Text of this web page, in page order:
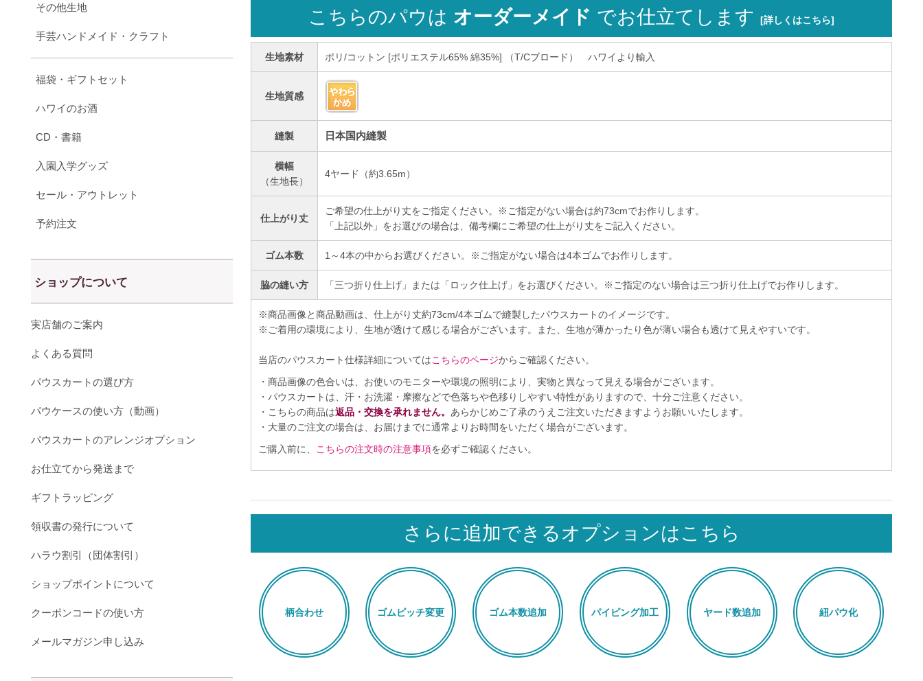
こちらのパウは オーダーメイド でお仕立てします [詳しくはこちら]
生地素材 ポリ/コットン [ポリエステル65% 綿35%] （T/Cブロード） ハワイより輸入
生地質感
縫製 日本国内縫製
横幅
（生地長）
4ヤード（約3.65m）
仕上がり丈
ご希望の仕上がり丈をご指定ください。※ご指定がない場合は約73cmでお作りします。
「上記以外」をお選びの場合は、備考欄にご希望の仕上がり丈をご記入ください。
ゴム本数 1～4本の中からお選びください。※ご指定がない場合は4本ゴムでお作りします。
脇の縫い方 「三つ折り仕上げ」または「ロック仕上げ」をお選びください。※ご指定のない場合は三つ折り仕上げでお作りします。
※商品画像と商品動画は、仕上がり丈約73cm/4本ゴムで縫製したパウスカートのイメージです。
※ご着用の環境により、生地が透けて感じる場合がございます。また、生地が薄かったり色が薄い場合も透けて見えやすいです。
当店のパウスカート仕様詳細についてはこちらのページからご確認ください。
・商品画像の色合いは、お使いのモニターや環境の照明により、実物と異なって見える場合がございます。
・パウスカートは、汗・お洗濯・摩擦などで色落ちや色移りしやすい特性がありますので、十分ご注意ください。
・こちらの商品は返品・交換を承れません。 あらかじめご了承のうえご注文いただきますようお願いいたします。
・大量のご注文の場合は、お届けまでに通常よりお時間をいただく場合がございます。
ご購入前に、
こちらの注文時の注意事項を必ずご確認ください。
さらに追加できるオプションはこちら
柄合わせ ゴムピッチ変更 ゴム本数追加 パイピング加工 ヤード数追加 紐パウ化
その他生地
手芸ハンドメイド・クラフト
福袋・ギフトセット
ハワイのお酒
CD・書籍
入園入学グッズ
セール・アウトレット
予約注文
ショップについて
実店舗のご案内
よくある質問
パウスカートの選び方
パウケースの使い方（動画）
パウスカートのアレンジオプション
お仕立てから発送まで
ギフトラッピング
領収書の発行について
ハラウ割引（団体割引）
ショップポイントについて
クーポンコードの使い方
メールマガジン申し込み